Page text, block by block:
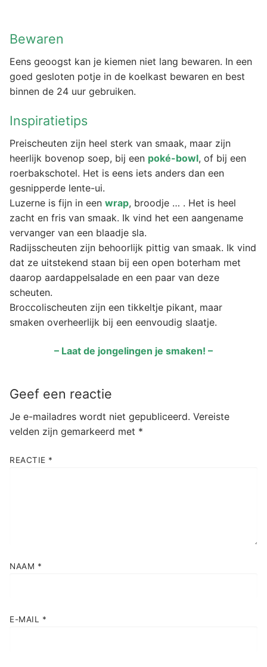
Bewaren
Eens geoogst kan je kiemen niet lang bewaren. In een
goed gesloten potje in de koelkast bewaren en best
binnen de 24 uur gebruiken.
Inspiratietips
Preischeuten zijn heel sterk van smaak, maar zijn
heerlijk bovenop soep, bij een poké-bowl, of bij een
roerbakschotel. Het is eens iets anders dan een
gesnipperde lente-ui.
Luzerne is fijn in een wrap, broodje … . Het is heel
zacht en fris van smaak. Ik vind het een aangename
vervanger van een blaadje sla.
Radijsscheuten zijn behoorlijk pittig van smaak. Ik vind
dat ze uitstekend staan bij een open boterham met
daarop aardappelsalade en een paar van deze
scheuten.
Broccolischeuten zijn een tikkeltje pikant, maar
smaken overheerlijk bij een eenvoudig slaatje.
– Laat de jongelingen je smaken! –
Geef een reactie
Je e-mailadres wordt niet gepubliceerd. Vereiste
velden zijn gemarkeerd met *
REACTIE *
NAAM *
E-MAIL *